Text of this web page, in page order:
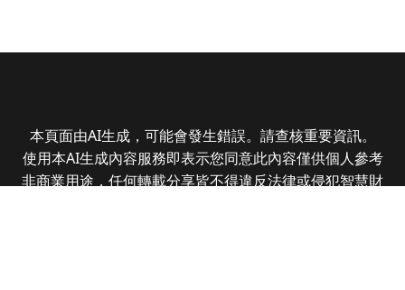
本頁面由AI生成，可能會發生錯誤。請查核重要資訊。
使用本AI生成內容服務即表示您同意此內容僅供個人參考
非商業用途，任何轉載分享皆不得違反法律或侵犯智慧財